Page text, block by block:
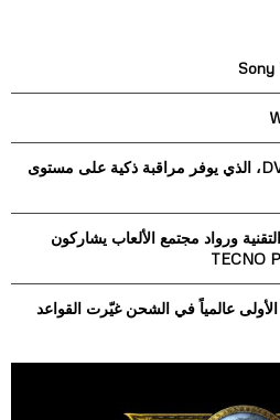
C
H
أطلقت Synology جهاز DVA7400، الذي يوفر مراقبة ذكية على مستوى
ورواد مجتمع الألعاب يشاركون
الأولى عالمياً في الشحن غيّرت القواعد